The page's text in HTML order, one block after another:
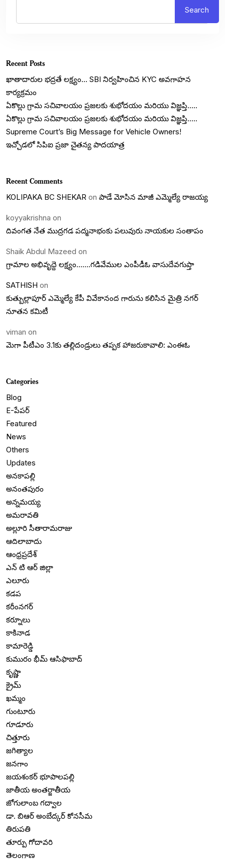
Search
Recent Posts
ఖాతాదారుల భద్రతే లక్ష్యం… SBI నిర్వహించిన KYC అవగాహన
కార్యక్రమం
ఏకొల్లు గ్రామ సచివాలయం ప్రజలకు శుభోదయం మరియు విజ్ఞప్తి…..
ఏకొల్లు గ్రామ సచివాలయం ప్రజలకు శుభోదయం మరియు విజ్ఞప్తి…..
Supreme Court’s Big Message for Vehicle Owners!
ఇచ్చోడలో సిపిఐ ప్రజా చైతన్య పాదయాత్ర
Recent Comments
KOLIPAKA BC SHEKAR on పాడే మోసిన మాజీ ఎమ్మెల్యే రాజయ్య
koyyakrishna on
దివంగత నేత ముద్రగడ పద్మనాభంకు పలువురు నాయకుల సంతాపం
Shaik Abdul Mazeed on
గ్రామాల అభివృద్దె లక్ష్యం…….గడివేముల ఎంపీడీఓ వాసుదేవగుప్తా
SATHISH on
కుత్బుల్లాపూర్ ఎమ్మెల్యే కేపీ వివేకానంద గారును కలిసిన మైత్రి నగర్
నూతన కమిటీ
viman on
మెగా పీటీఎం 3.1కు తల్లిదండ్రులు తప్పక హాజరుకావాలి: ఎంఈఓ
Categories
Blog
E-పేపర్
Featured
News
Others
Updates
అనకాపల్లి
అనంతపురం
అన్నమయ్య
అమరావతి
అల్లూరి సీతారామరాజు
ఆదిలాబాదు
ఆంధ్రప్రదేశ్
ఎన్ టి ఆర్ జిల్లా
ఎలూరు
కడప
కరీంనగర్
కర్నూలు
కాకినాడ
కామారెడ్డి
కుమురం భీమ్ ఆసిఫాబాద్
కృష్ణా
క్రైమ్
ఖమ్మం
గుంటూరు
గూడూరు
చిత్తూరు
జగిత్యాల
జనగాం
జయశంకర్ భూపాలపల్లి
జాతీయ అంతర్జాతీయ
జోగులాంబ గద్వాల
డా. బిఆర్ అంబేద్కర్ కోనసీమ
తిరుపతి
తూర్పు గోదావరి
తెలంగాణ